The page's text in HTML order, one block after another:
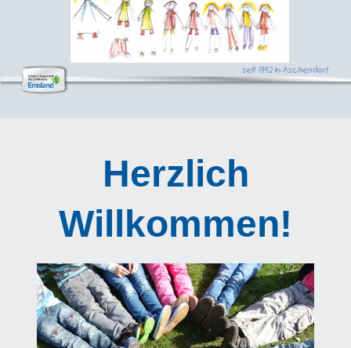
Herzlich
Willkommen!